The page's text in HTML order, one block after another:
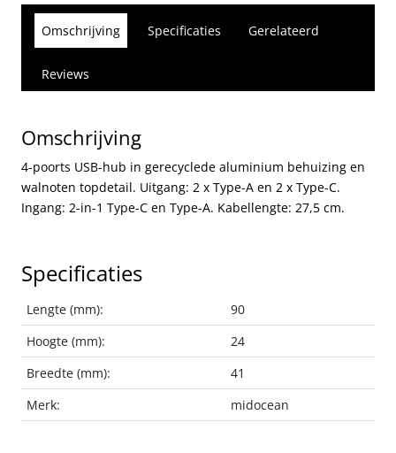
Omschrijving Specificaties Gerelateerd
Reviews
Omschrijving
4-poorts USB-hub in gerecyclede aluminium behuizing en
walnoten topdetail. Uitgang: 2 x Type-A en 2 x Type-C.
Ingang: 2-in-1 Type-C en Type-A. Kabellengte: 27,5 cm.
Specificaties
Lengte (mm):
90
Hoogte (mm):
24
Breedte (mm):
41
Merk:
midocean